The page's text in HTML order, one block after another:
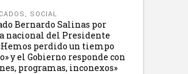
, SOCIAL
Bernardo Salinas por
nacional del Presidente
perdido un tiempo
y el Gobierno responde con
programas, inconexos»